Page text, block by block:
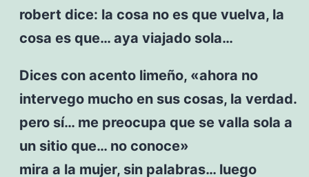
robert dice: la cosa no es que vuelva, la
cosa es que… aya viajado sola…
Dices con acento limeño, «ahora no
intervego mucho en sus cosas, la verdad.
pero sí… me preocupa que se valla sola a
un sitio que… no conoce»
mira a la mujer, sin palabras… luego